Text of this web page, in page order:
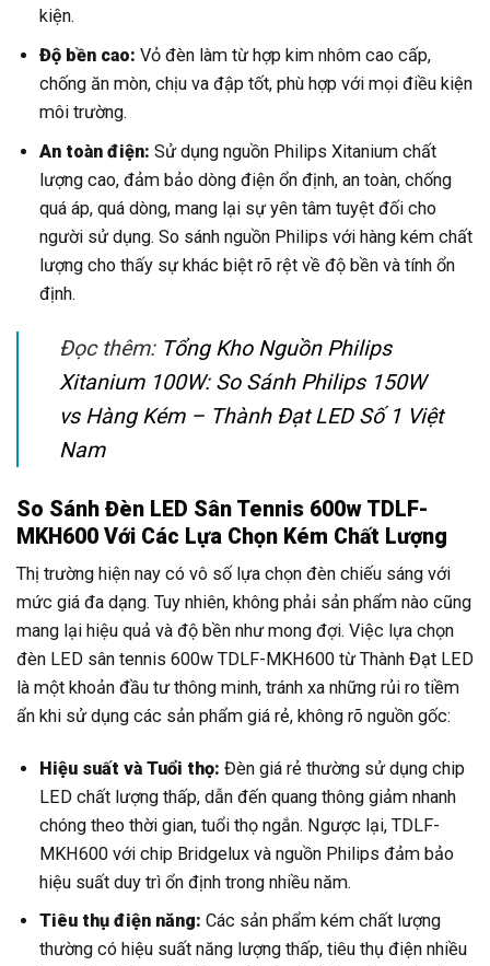
kiện.
Độ bền cao: Vỏ đèn làm từ hợp kim nhôm cao cấp,
chống ăn mòn, chịu va đập tốt, phù hợp với mọi điều kiện
môi trường.
An toàn điện: Sử dụng nguồn Philips Xitanium chất
lượng cao, đảm bảo dòng điện ổn định, an toàn, chống
quá áp, quá dòng, mang lại sự yên tâm tuyệt đối cho
người sử dụng. So sánh nguồn Philips với hàng kém chất
lượng cho thấy sự khác biệt rõ rệt về độ bền và tính ổn
định.
Đọc thêm: Tổng Kho Nguồn Philips
Xitanium 100W: So Sánh Philips 150W
vs Hàng Kém – Thành Đạt LED Số 1 Việt
Nam
So Sánh Đèn LED Sân Tennis 600w TDLF-
MKH600 Với Các Lựa Chọn Kém Chất Lượng
Thị trường hiện nay có vô số lựa chọn đèn chiếu sáng với
mức giá đa dạng. Tuy nhiên, không phải sản phẩm nào cũng
mang lại hiệu quả và độ bền như mong đợi. Việc lựa chọn
đèn LED sân tennis 600w TDLF-MKH600 từ Thành Đạt LED
là một khoản đầu tư thông minh, tránh xa những rủi ro tiềm
ẩn khi sử dụng các sản phẩm giá rẻ, không rõ nguồn gốc:
Hiệu suất và Tuổi thọ: Đèn giá rẻ thường sử dụng chip
LED chất lượng thấp, dẫn đến quang thông giảm nhanh
chóng theo thời gian, tuổi thọ ngắn. Ngược lại, TDLF-
MKH600 với chip Bridgelux và nguồn Philips đảm bảo
hiệu suất duy trì ổn định trong nhiều năm.
Tiêu thụ điện năng: Các sản phẩm kém chất lượng
thường có hiệu suất năng lượng thấp, tiêu thụ điện nhiều